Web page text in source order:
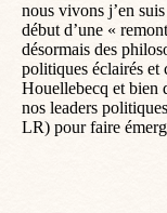
nous vivons j’en
début d’une «
désormais des
politiques éclairés
Houellebecq et bien
nos leaders
LR) pour faire